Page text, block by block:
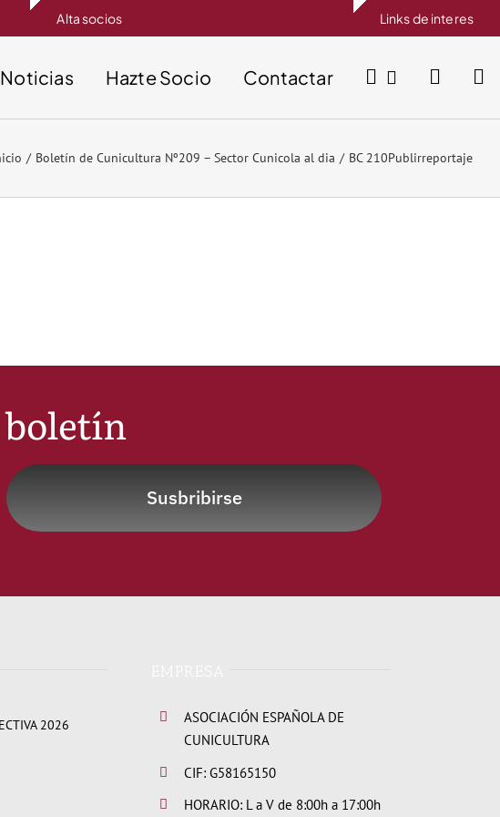
Alta socios Links de interes
Noticias Hazte Socio Contactar
Boletín de Cunicultura Nº209 – Sector Cunicola al dia BC 210Publirreportaje
boletín
Susbribirse
2026
ASOCIACIÓN ESPAÑOLA DE
CUNICULTURA
CIF: G58165150
HORARIO: L a V de 8:00h a 17:00h